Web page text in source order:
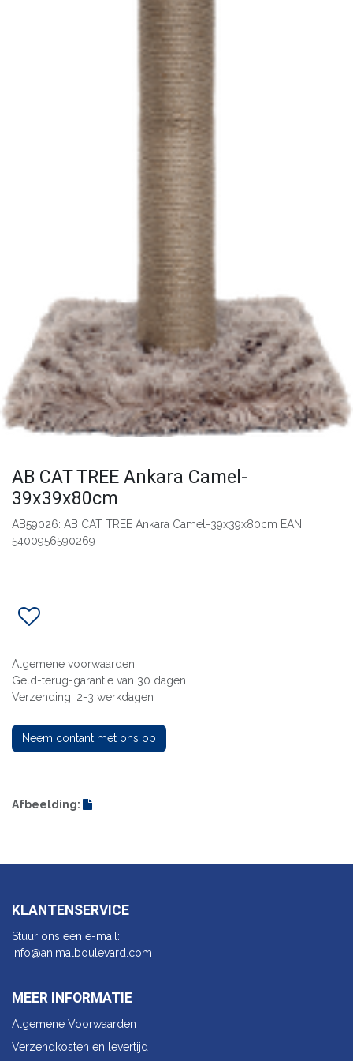
AB CAT TREE Ankara Camel-
39x39x80cm
AB59026: AB CAT TREE Ankara Camel-39x39x80cm EAN
5400956590269
Algemene voorwaarden
Geld-terug-garantie van 30 dagen
Verzending: 2-3 werkdagen
Neem contant met ons op
Afbeelding:
KLANTENSERVICE
Stuur ons een e-mail:
info@animalbo​ulevard.com
MEER INFORMATIE
Algemene Voorwaarden
Verzendkosten en levertijd